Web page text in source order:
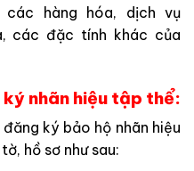
hàng hóa, dịch vụ
các đặc tính khác của
nhãn hiệu tập thể:
ký bảo hộ nhãn hiệu
hồ sơ như sau: